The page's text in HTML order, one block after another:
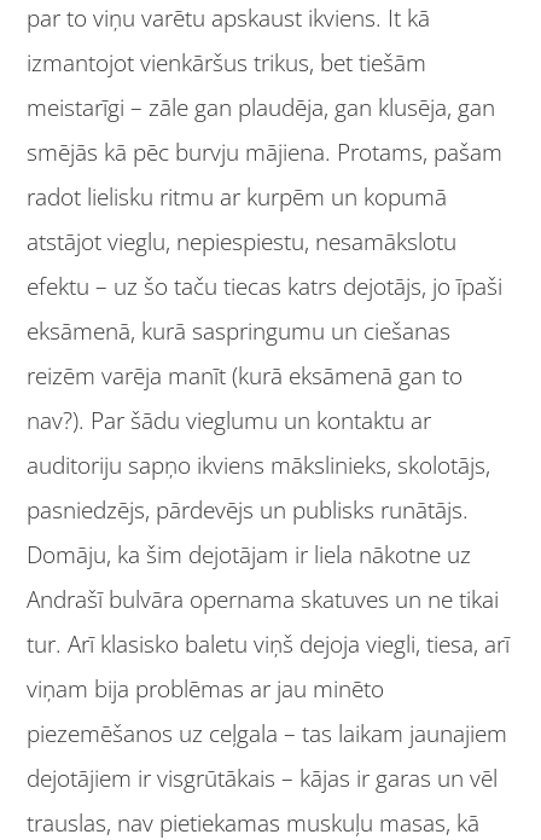
par to viņu varētu apskaust ikviens. It kā
izmantojot vienkāršus trikus, bet tiešām
meistarīgi – zāle gan plaudēja, gan klusēja, gan
smējās kā pēc burvju mājiena. Protams, pašam
radot lielisku ritmu ar kurpēm un kopumā
atstājot vieglu, nepiespiestu, nesamākslotu
efektu – uz šo taču tiecas katrs dejotājs, jo īpaši
eksāmenā, kurā saspringumu un ciešanas
reizēm varēja manīt (kurā eksāmenā gan to
nav?). Par šādu vieglumu un kontaktu ar
auditoriju sapņo ikviens mākslinieks, skolotājs,
pasniedzējs, pārdevējs un publisks runātājs.
Domāju, ka šim dejotājam ir liela nākotne uz
Andrašī bulvāra opernama skatuves un ne tikai
tur. Arī klasisko baletu viņš dejoja viegli, tiesa, arī
viņam bija problēmas ar jau minēto
piezemēšanos uz ceļgala – tas laikam jaunajiem
dejotājiem ir visgrūtākais – kājas ir garas un vēl
trauslas, nav pietiekamas muskuļu masas, kā